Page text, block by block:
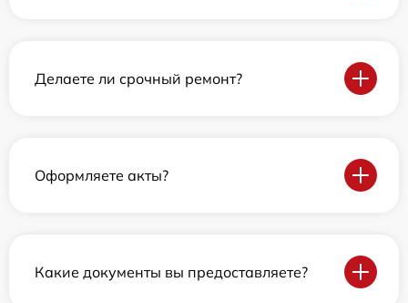
Делаете ли срочный ремонт?
Оформляете акты?
Какие документы вы предоставляете?